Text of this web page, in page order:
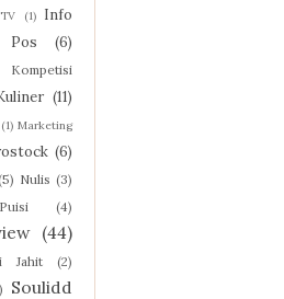
(1)
Info
Pos
(6)
Kompetisi
(11)
(1) Marketing
(6)
Nulis (3)
Puisi (4)
(44)
Jahit (2)
Soulidd